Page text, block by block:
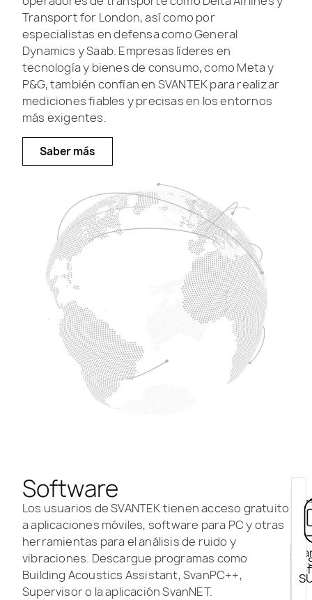
Transport for London, así como por
especialistas en defensa como General
Dynamics y Saab. Empresas líderes en
tecnología y bienes de consumo, como Meta y
P&G, también confían en SVANTEK para realizar
mediciones fiables y precisas en los entornos
más exigentes.
Saber más
Software
Los usuarios de SVANTEK tienen acceso gratuito
a aplicaciones móviles, software para PC y otras
herramientas para el análisis de ruido y
vibraciones. Descargue programas como
Building Acoustics Assistant, SvanPC++,
Supervisor o la aplicación SvanNET.